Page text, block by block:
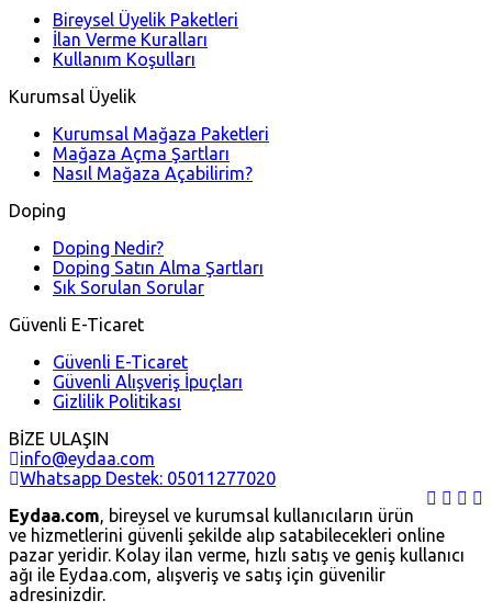
Bireysel Üyelik Paketleri
İlan Verme Kuralları
Kullanım Koşulları
Kurumsal Üyelik
Kurumsal Mağaza Paketleri
Mağaza Açma Şartları
Nasıl Mağaza Açabilirim?
Doping
Doping Nedir?
Doping Satın Alma Şartları
Sık Sorulan Sorular
Güvenli E-Ticaret
Güvenli E-Ticaret
Güvenli Alışveriş İpuçları
Gizlilik Politikası
BİZE ULAŞIN
info@eydaa.com
Whatsapp Destek: 05011277020
Eydaa.com, bireysel ve kurumsal kullanıcıların ürün
ve hizmetlerini güvenli şekilde alıp satabilecekleri online
pazar yeridir. Kolay ilan verme, hızlı satış ve geniş kullanıcı
ağı ile Eydaa.com, alışveriş ve satış için güvenilir
adresinizdir.